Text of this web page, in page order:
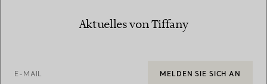
Aktuelles von Tiffany
E-MAIL MELDEN SIE SICH AN